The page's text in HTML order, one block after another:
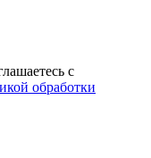
с
обработки